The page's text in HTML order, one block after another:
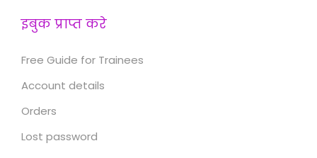
इबुक प्राप्त करे
Free Guide for Trainees
Account details
Orders
Lost password